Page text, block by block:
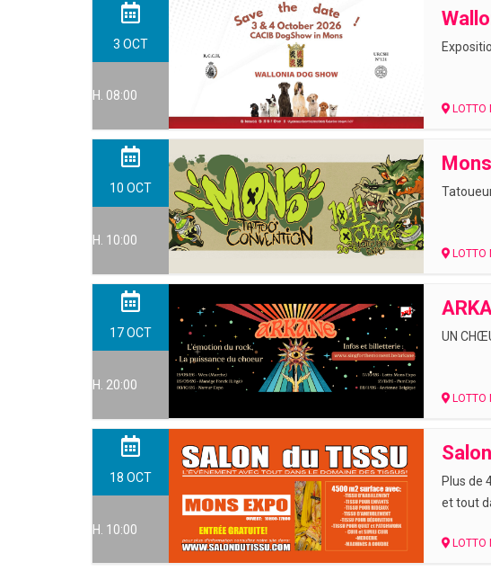
3 OCT
H. 08:00
LOTTO
10 OCT
H. 10:00
LOTTO
17OCT
H. 20:00
UN
LOTTO
18 OCT
H. 10:00
Plus de
et tout
LOTTO